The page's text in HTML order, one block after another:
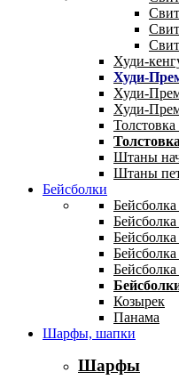
Худи-
Худи-
Худи-
Худи-
Штаны
Штаны
Бейсболки
Козырек
Панама
Шарфы, шапки
Шарфы